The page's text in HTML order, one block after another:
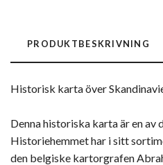
PRODUKTBESKRIVNING
Historisk karta över
Denna historiska karta är en av
Historiehemmet har i sitt
den belgiske kartorgrafen